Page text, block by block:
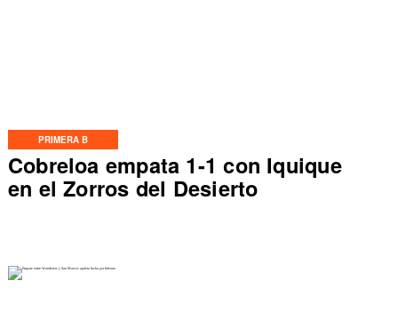
PRIMERA B
Cobreloa empata 1-1 con Iquique
en el Zorros del Desierto